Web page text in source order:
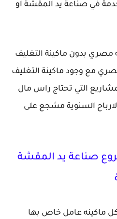
في صناعة يد المقشة او
160 الف جنيه مصري بدون ماكينة التغليف
جنية مصري مع وجود ماكينة التغليف
التي تحتاج راس مال
السنوية مشجع على
صناعة يد المقشة
ماكينه عامل خاص بها